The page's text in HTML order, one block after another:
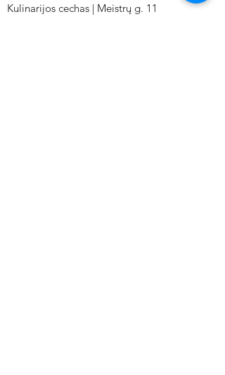
Kulinarijos cechas | Meistrų g. 11